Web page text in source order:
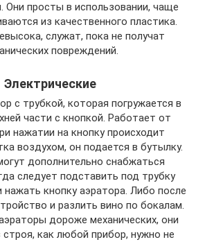
Они просты в использовании, чаще
из качественного пластика.
служат, пока не получат
повреждений.
Электрические
с трубкой, которая погружается в
части с кнопкой. Работает от
нажатии на кнопку происходит
воздухом, он подается в бутылку.
дополнительно снабжаться
следует подставить под трубку
кнопку аэратора. Либо после
и разлить вино по бокалам.
дороже механических, они
как любой прибор, нужно не